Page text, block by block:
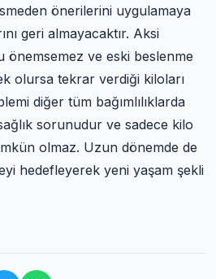
önerilerini uygulamaya
geri almayacaktır. Aksi
ve eski beslenme
olursa tekrar verdiği kiloları
diğer tüm bağımlılıklarda
sorunudur ve sadece kilo
olmaz. Uzun dönemde de
hedefleyerek yeni yaşam şekli